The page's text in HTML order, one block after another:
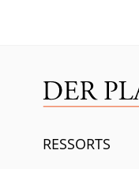
RESSORTS